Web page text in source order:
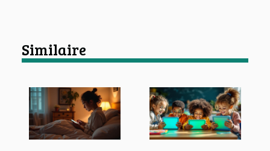
Similaire